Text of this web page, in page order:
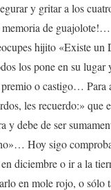
y gritar a los
memoria de
hijito «Existe un
los pone en su lugar
o castigo… Para
les recuerdo:» que
y debe de ser
Hoy sigo
diciembre o ir a la
en mole rojo, o sólo